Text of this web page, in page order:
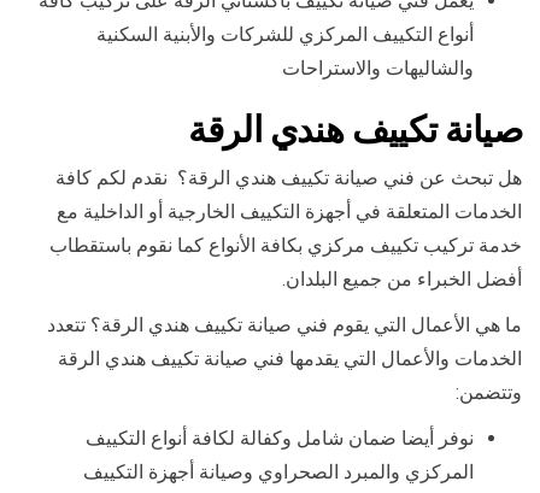
أنواع التكييف المركزي للشركات والأبنية السكنية
والشاليهات والاستراحات
صيانة تكييف هندي الرقة
هل تبحث عن فني صيانة تكييف هندي الرقة؟ نقدم لكم كافة
الخدمات المتعلقة في أجهزة التكييف الخارجية أو الداخلية مع
خدمة تركيب تكييف مركزي بكافة الأنواع كما نقوم باستقطاب
أفضل الخبراء من جميع البلدان.
ما هي الأعمال التي يقوم فني صيانة تكييف هندي الرقة؟ تتعدد
الخدمات والأعمال التي يقدمها فني صيانة تكييف هندي الرقة
وتتضمن:
نوفر أيضا ضمان شامل وكفالة لكافة أنواع التكييف
المركزي والمبرد الصحراوي وصيانة أجهزة التكييف